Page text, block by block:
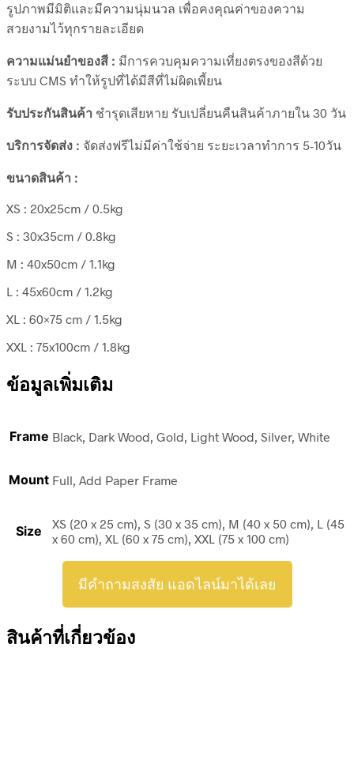
รูปภาพมีมิติและมีความนุ่มนวล เพื่อคงคุณค่าของความ
สวยงามไว้ทุกรายละเอียด
ความแม่นยำของสี : มีการควบคุมความเที่ยงตรงของสีด้วย
ระบบ CMS ทำให้รูปที่ได้มีสีที่ไม่ผิดเพี้ยน
รับประกันสินค้า ชำรุดเสียหาย รับเปลี่ยนคืนสินค้าภายใน 30 วัน
บริการจัดส่ง : จัดส่งฟรีไม่มีค่าใช้จ่าย ระยะเวลาทำการ 5-10วัน
ขนาดสินค้า :
XS : 20x25cm / 0.5kg
S : 30x35cm / 0.8kg
M : 40x50cm / 1.1kg
L : 45x60cm / 1.2kg
XL : 60×75 cm / 1.5kg
XXL : 75x100cm / 1.8kg
ข้อมูลเพิ่มเติม
Frame Black, Dark Wood, Gold, Light Wood, Silver, White
Mount Full, Add Paper Frame
Size
XS (20 x 25 cm), S (30 x 35 cm), M (40 x 50 cm), L (45
x 60 cm), XL (60 x 75 cm), XXL (75 x 100 cm)
มีคำถามสงสัย แอดไลน์มาได้เลย
สินค้าที่เกี่ยวข้อง